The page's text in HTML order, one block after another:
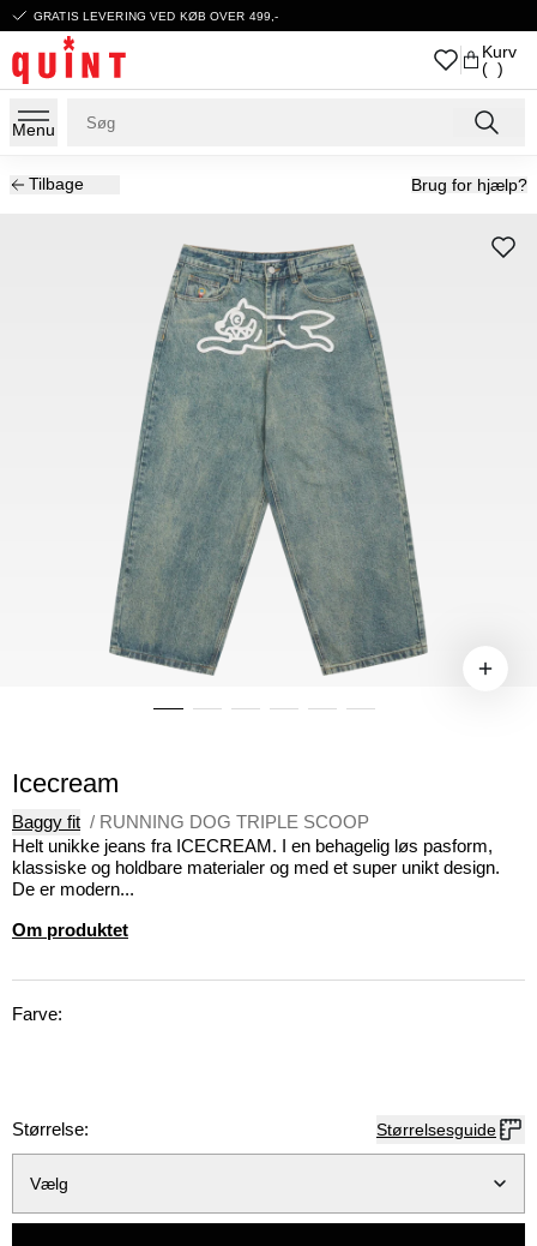
GRATIS LEVERING VED KØB OVER 499,-
Kurv
( )
Menu
Tilbage Brug for hjælp?
Icecream
Baggy fit / RUNNING DOG TRIPLE SCOOP
Helt unikke jeans fra ICECREAM. I en behagelig løs pasform,
klassiske og holdbare materialer og med et super unikt design.
De er modern...
Om produktet
Farve:
Størrelse: Størrelsesguide
Vælg